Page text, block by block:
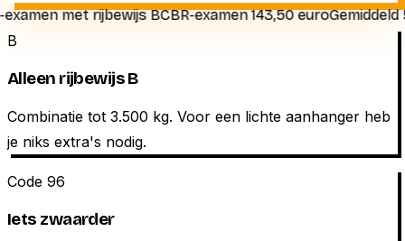
met rijbewijs BCBR-examen 143,50 euroGemiddeld 5 tot
B
Alleen rijbewijs B
Combinatie tot 3.500 kg. Voor een lichte aanhanger heb
je niks extra's nodig.
Code 96
Iets zwaarder